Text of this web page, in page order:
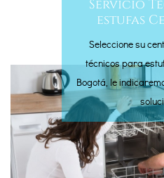
Servicio
estufas
Seleccione su
técnicos para
Bogotá, le